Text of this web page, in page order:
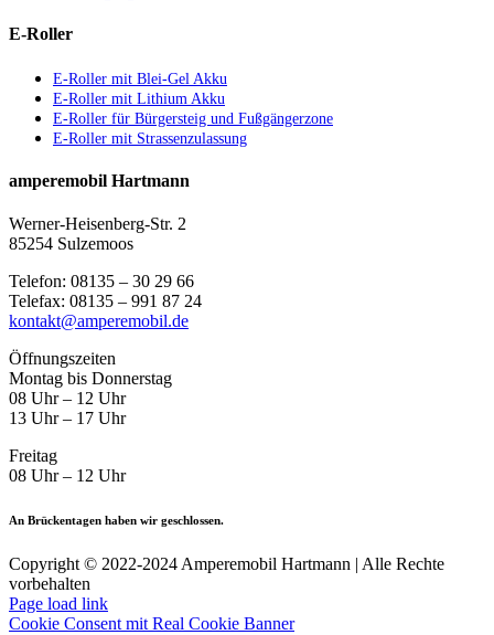
E-Roller
E-Roller mit Blei-Gel Akku
E-Roller mit Lithium Akku
E-Roller für Bürgersteig und Fußgängerzone
E-Roller mit Strassenzulassung
amperemobil Hartmann
Werner-Heisenberg-Str. 2
85254 Sulzemoos
Telefon: 08135 – 30 29 66
Telefax: 08135 – 991 87 24
kontakt@amperemobil.de
Öffnungszeiten
Montag bis Donnerstag
08 Uhr – 12 Uhr
13 Uhr – 17 Uhr
Freitag
08 Uhr – 12 Uhr
An Brückentagen haben wir geschlossen.
Copyright © 2022-2024 Amperemobil Hartmann | Alle Rechte
vorbehalten
Facebook
Twitter
Instagram
Pinterest
Page load link
Cookie Consent mit Real Cookie Banner